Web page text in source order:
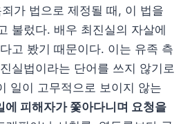
가 법으로 제정될 때, 이 법을
불렀다. 배우 최진실의 자살에
고 봤기 때문이다. 이는 유족 측
실법이라는 단어를 쓰지 않기로
일이 고무적으로 보이지 않는
에 피해자가 쫓아다니며 요청을